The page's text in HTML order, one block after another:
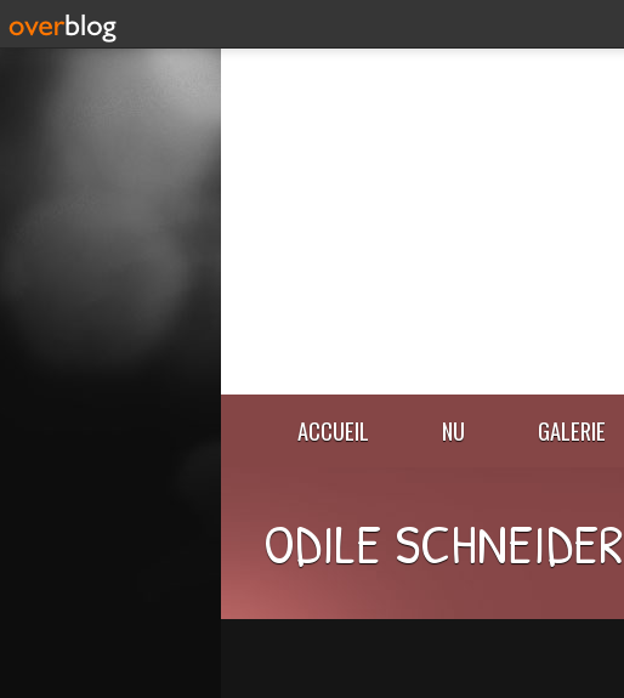
ACCUEIL NU GALERIE
ODILE SCHNEIDER